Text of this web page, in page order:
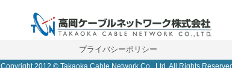
プライバシーポリシー
Copyright 2012 © Takaoka Cable Network Co., Ltd. All Rights